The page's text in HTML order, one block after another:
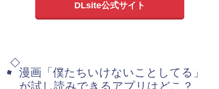
DLsite公式サイト
漫画「僕たちいけないことしてる」
が試し読みできるアプリはどこ？